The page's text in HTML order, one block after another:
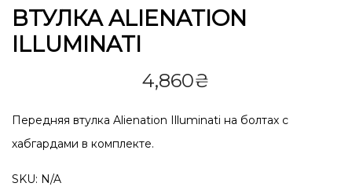
ВТУЛКА ALIENATION
ILLUMINATI
4,860₴
Передняя втулка Alienation Illuminati на болтах с
хабгардами в комплекте.
SKU: N/A